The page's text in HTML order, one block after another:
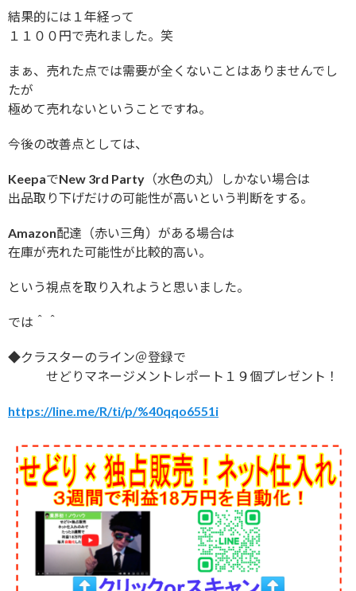
結果的には１年経って
１１００円で売れました。笑
まぁ、売れた点では需要が全くないことはありませんでし
たが
極めて売れないということですね。
今後の改善点としては、
KeepaでNew 3rd Party（水色の丸）しかない場合は
出品取り下げだけの可能性が高いという判断をする。
Amazon配達（赤い三角）がある場合は
在庫が売れた可能性が比較的高い。
という視点を取り入れようと思いました。
では＾＾
◆クラスターのライン＠登録で
せどりマネージメントレポート１９個プレゼント！
https://line.me/R/ti/p/%40qqo6551i